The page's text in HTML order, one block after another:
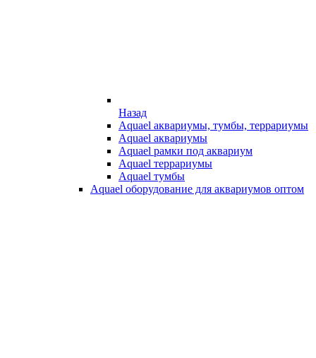
Назад
Aquael аквариумы, тумбы, террариумы
Aquael аквариумы
Aquael рамки под аквариум
Aquael террариумы
Aquael тумбы
Aquael оборудование для аквариумов оптом